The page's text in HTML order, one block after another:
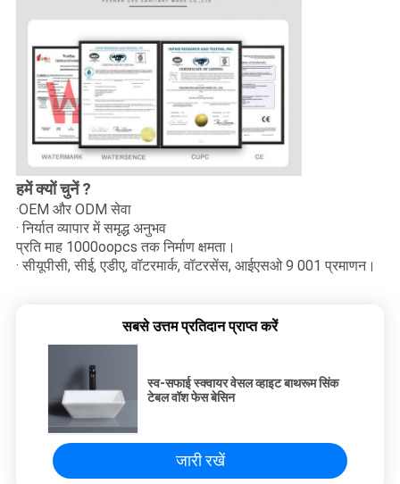
हमें क्यों चुनें ?
·OEM और ODM सेवा
· निर्यात व्यापार में समृद्ध अनुभव
प्रति माह 1000oopcs तक निर्माण क्षमता।
· सीयूपीसी, सीई, एडीए, वॉटरमार्क, वॉटरसेंस, आईएसओ 9 001 प्रमाणन।
सबसे उत्तम प्रतिदान प्राप्त करें
स्व-सफाई स्क्वायर वेसल व्हाइट बाथरूम सिंक
टेबल वॉश फेस बेसिन
जारी रखें